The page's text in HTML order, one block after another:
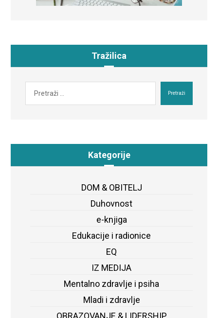
Tražilica
Pretraži
Kategorije
DOM & OBITELJ
Duhovnost
e-knjiga
Edukacije i radionice
EQ
IZ MEDIJA
Mentalno zdravlje i psiha
Mladi i zdravlje
OBRAZOVANJE & LIDERSHIP